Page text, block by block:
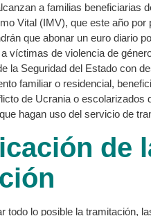
a familias beneficiarias
Vital (IMV), que este año
que abonar un euro diario
víctimas de violencia de
la Seguridad del Estado con
familiar o residencial,
de Ucrania o escolarizados
hagan uso del servicio de
de
todo lo posible la tramitación,